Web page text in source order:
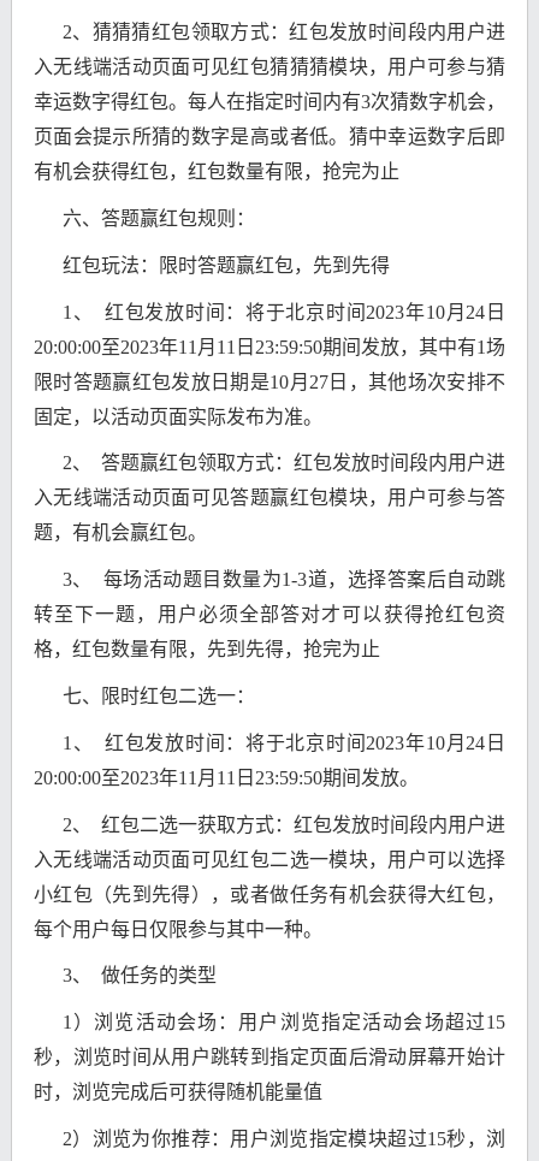
2、猜猜猜红包领取方式：红包发放时间段内用户进
入无线端活动页面可见红包猜猜猜模块，用户可参与猜
幸运数字得红包。每人在指定时间内有3次猜数字机会，
页面会提示所猜的数字是高或者低。猜中幸运数字后即
有机会获得红包，红包数量有限，抢完为止
六、答题赢红包规则：
红包玩法：限时答题赢红包，先到先得
1、 红包发放时间：将于北京时间2023年10月24日
20:00:00至2023年11月11日23:59:50期间发放，其中有1场
限时答题赢红包发放日期是10月27日，其他场次安排不
固定，以活动页面实际发布为准。
2、 答题赢红包领取方式：红包发放时间段内用户进
入无线端活动页面可见答题赢红包模块，用户可参与答
题，有机会赢红包。
3、 每场活动题目数量为1-3道，选择答案后自动跳
转至下一题，用户必须全部答对才可以获得抢红包资
格，红包数量有限，先到先得，抢完为止
七、限时红包二选一：
1、 红包发放时间：将于北京时间2023年10月24日
20:00:00至2023年11月11日23:59:50期间发放。
2、 红包二选一获取方式：红包发放时间段内用户进
入无线端活动页面可见红包二选一模块，用户可以选择
小红包（先到先得），或者做任务有机会获得大红包，
每个用户每日仅限参与其中一种。
3、 做任务的类型
1）浏览活动会场：用户浏览指定活动会场超过15
秒，浏览时间从用户跳转到指定页面后滑动屏幕开始计
时，浏览完成后可获得随机能量值
2）浏览为你推荐：用户浏览指定模块超过15秒，浏